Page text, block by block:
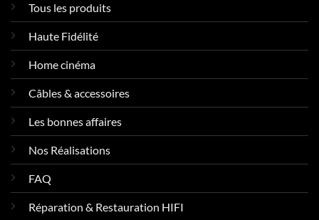
Tous les produits
Haute Fidélité
Home cinéma
Câbles & accessoires
Les bonnes affaires
Nos Réalisations
FAQ
Réparation & Restauration HIFI